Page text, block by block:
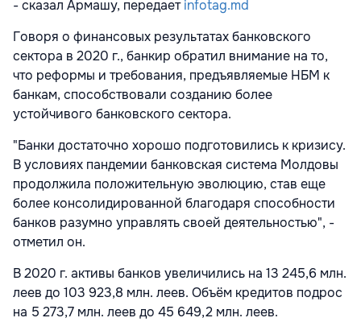
- сказал Армашу, передаетinfotag.md
Говоря о финансовых результатах банковского
сектора в 2020 г., банкир обратил внимание на то,
что реформы и требования, предъявляемые НБМ к
банкам, способствовали созданию более
устойчивого банковского сектора.
"Банки достаточно хорошо подготовились к кризису.
В условиях пандемии банковская система Молдовы
продолжила положительную эволюцию, став еще
более консолидированной благодаря способности
банков разумно управлять своей деятельностью", -
отметил он.
В 2020 г. активы банков увеличились на 13 245,6 млн.
леев до 103 923,8 млн. леев. Объём кредитов подрос
на 5 273,7 млн. леев до 45 649,2 млн. леев.